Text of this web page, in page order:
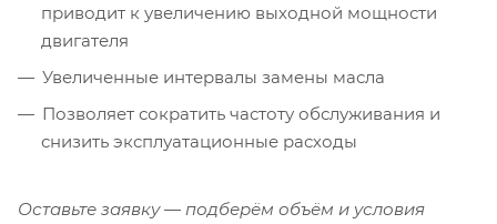
приводит к увеличению выходной мощности
двигателя
Увеличенные интервалы замены масла
Позволяет сократить частоту обслуживания и
снизить эксплуатационные расходы
Оставьте заявку — подберём объём и условия